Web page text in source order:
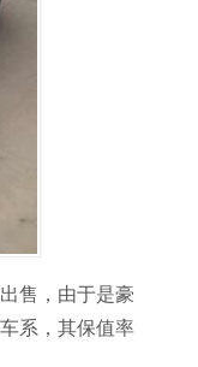
售，由于是豪
系，其保值率